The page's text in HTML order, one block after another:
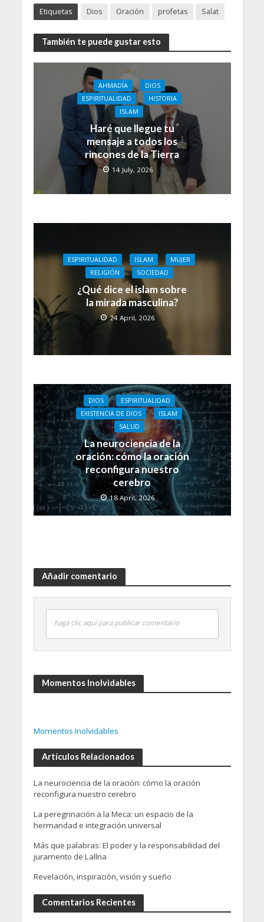
Etiquetas Dios Oración profetas Salat
También te puede gustar esto
AHMADÍA
DIOS
ESPIRITUALIDAD
HISTORIA
ISLAM
Haré que llegue tu
mensaje a todos los
rincones de la Tierra
14 July, 2026
ESPIRITUALIDAD ISLAM
MUJER
RELIGIÓN
SOCIEDAD
¿Qué dice el islam sobre
la mirada masculina?
24 April, 2026
DIOS
ESPIRITUALIDAD
EXISTENCIA DE DIOS
ISLAM
SALUD
La neurociencia de la
oración: cómo la oración
reconfigura nuestro
cerebro
18 April, 2026
Añadir comentario
haga clic aquí para publicar comentario
Momentos Inolvidables
Momentos Inolvidables
Artículos Relacionados
La neurociencia de la oración: cómo la oración
reconfigura nuestro cerebro
La peregrinación a la Meca: un espacio de la
hermandad e integración universal
Más que palabras: El poder y la responsabilidad del
juramento de Lallna
Revelación, inspiración, visión y sueño
Comentarios Recientes